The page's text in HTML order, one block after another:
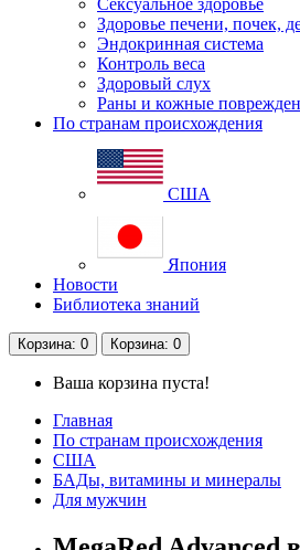
Сексуальное здоровье
Здоровье печени, почек,
Эндокринная система
Контроль веса
Здоровый слух
Раны и кожные
По странам происхождения
США
Япония
Новости
Библиотека знаний
Корзина: 0 Корзина: 0
Ваша корзина пуста!
Главная
По странам происхождения
США
БАДы, витамины и минералы
Для мужчин